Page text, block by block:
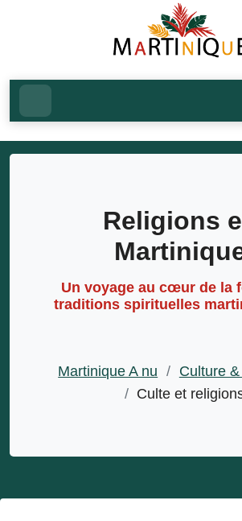
Religions
Un voyage au cœur de la foi et des
traditions spirituelles
Martinique A nu / Culture
/ Culte et